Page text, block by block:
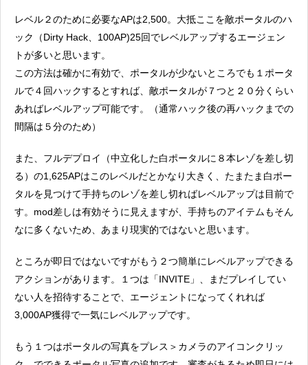
レベル２のために必要なAPは2,500。大抵ここを敵ポータルのハ
ック（Dirty Hack、100AP)25回でレベルアップするエージェン
トが多いと思います。
この方法は確かに有効で、ポータルが少ないところでも１ポータ
ルで４回ハックするとすれば、敵ポータルが７つと２０分くらい
あればレベルアップ可能です。（通常ハック後の再ハックまでの
間隔は５分のため）
また、フルデプロイ（中立化した白ポータルに８本レゾを差し切
る）の1,625APはこのレベルだとかなり大きく、たまたま白ポー
タルを見つけて手持ちのレゾを差し切ればレベルアップは目前で
す。mod差しは有効そうに見えますが、手持ちのアイテムもそん
なに多くないため、あまり現実的ではないと思います。
ところが即日ではないですがもう２つ簡単にレベルアップできる
アクションがあります。１つは「INVITE」、まだプレイしてい
ない人を招待することで、エージェントになってくれれば
3,000AP獲得で一気にレベルアップです。
もう１つはポータルの写真をプレス＞カメラのアイコンクリッ